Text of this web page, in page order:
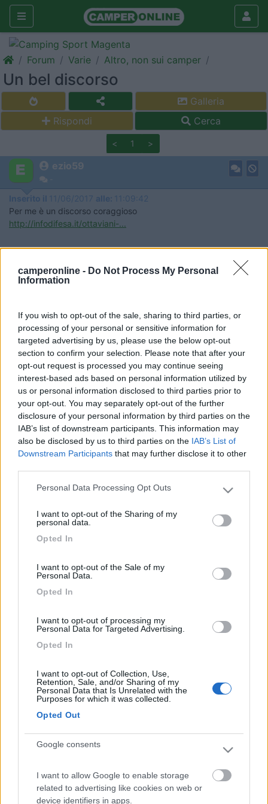
camperonline - Do Not Process My Personal
Information
If you wish to opt-out of the sale, sharing to third parties, or
processing of your personal or sensitive information for
targeted advertising by us, please use the below opt-out
section to confirm your selection. Please note that after your
opt-out request is processed you may continue seeing
interest-based ads based on personal information utilized by
us or personal information disclosed to third parties prior to
your opt-out. You may separately opt-out of the further
disclosure of your personal information by third parties on the
IAB’s list of downstream participants. This information may
also be disclosed by us to third parties on the IAB’s List of
Downstream Participants that may further disclose it to other
Please note that this website/app uses one or more Google
not limited to your visit or usage behaviour. You may click to
use your data for below specified purposes in below Google
Personal Data Processing Opt Outs
I want to opt-out of the Sharing of my
personal data.
Opted In
I want to opt-out of the Sale of my
Personal Data.
Opted In
I want to opt-out of processing my
Personal Data for Targeted Advertising.
Opted In
I want to opt-out of Collection, Use,
Retention, Sale, and/or Sharing of my
Personal Data that Is Unrelated with the
Purposes for which it was collected.
Opted Out
Google consents
I want to allow Google to enable storage
related to advertising like cookies on web or
device identifiers in apps.
Forum Varie Altro, non sui camper
Un bel discorso
Galleria
Rispondi
Cerca
< 1 >
ezio59
Inserito il 11/06/2017 alle: 11:09:42
Per me è un discorso coraggioso
http://infodifesa.it/ottaviani-...
Salvo Sa 2
Inserito il 11/06/2017 alle:
12:44:55
Bel discorso pacato, sano, alto e nobile, patriottico, civile,
però....
leggiti pure i post che sono stati messi, tutta gente
che ha equivocato e subito pare abbia individuato "l'uomo forte
del momento".
Capisci perchè certi discorsi sono pericolosi, anche se sono fatti
in buonissima fede?
La politica sa benissimo cosa si dovrebbe fare, ma se ne
guardano bene dal farlo, abbiamo quattro regioni in mano alla
micro e macro criminalità e questo è uno degli ostacoli maggiori
per la loro crescita sociale, civile e soprattutto economica, la
situazione è tale e non bastano normali leggi per combatterla,
Ma prevale la paura, la vigliaccheria dei politici, tutti pronti a
nascondersi non appena appare una faina intorno al loro pollaio.
***** "A volte è quasi meglio viaggiare che arrivare". (Robert
Pirsig) *****
-
Inserito il11/06/2017
Bel discorso pacato, sano, alto e nobile, patriottico, civile, però.... leggiti
pure i post che sono stati messi, tutta gente che ha equivocato e subito
coraggio di dire come stanno le cose e di ufficiali così ne ho
conosciuti ben pochi.
Servo per Amikeco by IPA